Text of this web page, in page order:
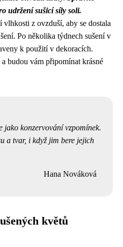
udržení sušicí síly soli.
vlhkosti z ovzduší, aby se dostala
Po několika týdnech sušení v
k použití v dekoracích.
budou vám připomínat krásné
jako konzervování vzpomínek.
a tvar, i když jim bere jejich
Hana Nováková
květů